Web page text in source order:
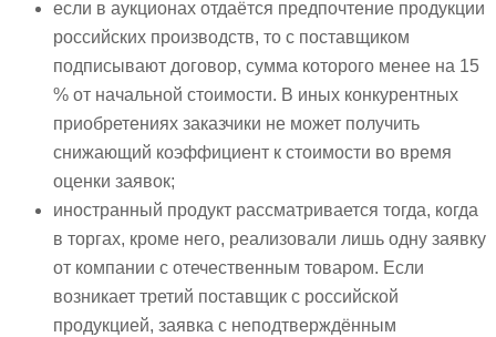
если в аукционах отдаётся предпочтение продукции
российских производств, то с поставщиком
подписывают договор, сумма которого менее на 15
% от начальной стоимости. В иных конкурентных
приобретениях заказчики не может получить
снижающий коэффициент к стоимости во время
оценки заявок;
иностранный продукт рассматривается тогда, когда
в торгах, кроме него, реализовали лишь одну заявку
от компании с отечественным товаром. Если
возникает третий поставщик с российской
продукцией, заявка с неподтверждённым